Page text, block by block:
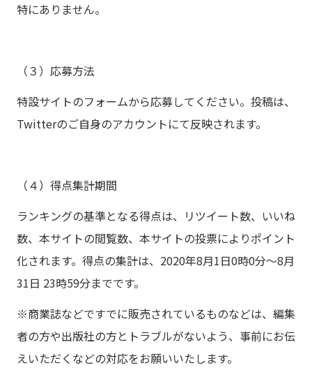
特にありません。
（３）応募方法
特設サイトのフォームから応募してください。投稿は、
Twitterのご自身のアカウントにて反映されます。
（４）得点集計期間
ランキングの基準となる得点は、リツイート数、いいね
数、本サイトの閲覧数、本サイトの投票によりポイント
化されます。得点の集計は、2020年8月1日0時0分〜8月
31日 23時59分までです。
※商業誌などですでに販売されているものなどは、編集
者の方や出版社の方とトラブルがないよう、事前にお伝
えいただくなどの対応をお願いいたします。